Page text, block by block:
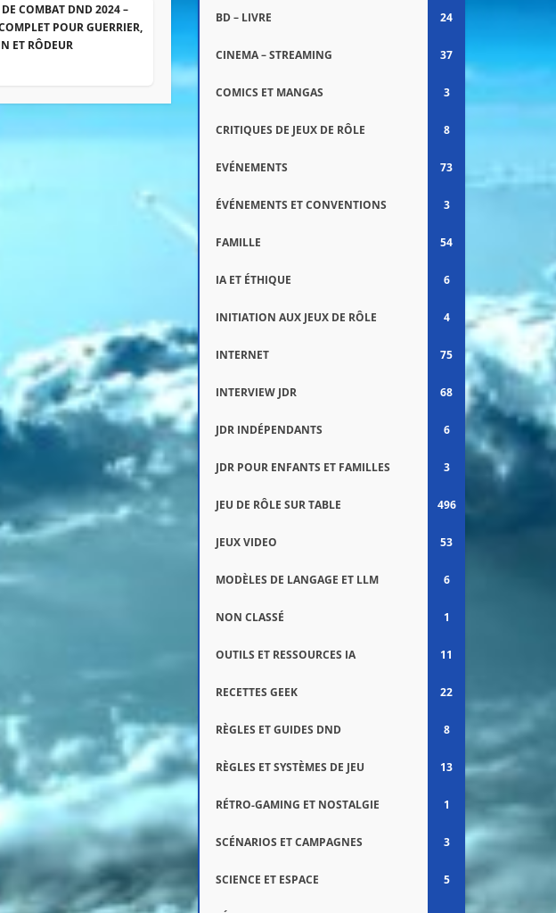
DE COMBAT DND 2024 –
POUR GUERRIER,
ET RÔDEUR
BD – LIVRE 24
CINEMA – STREAMING 37
COMICS ET MANGAS 3
CRITIQUES DE JEUX DE RÔLE 8
EVÉNEMENTS 73
ÉVÉNEMENTS ET CONVENTIONS 3
FAMILLE 54
IA ET ÉTHIQUE 6
INITIATION AUX JEUX DE RÔLE 4
INTERNET 75
INTERVIEW JDR 68
JDR INDÉPENDANTS 6
JDR POUR ENFANTS ET FAMILLES 3
JEU DE RÔLE SUR TABLE 496
JEUX VIDEO 53
MODÈLES DE LANGAGE ET LLM 6
NON CLASSÉ 1
OUTILS ET RESSOURCES IA 11
RECETTES GEEK 22
RÈGLES ET GUIDES DND 8
RÈGLES ET SYSTÈMES DE JEU 13
RÉTRO-GAMING ET NOSTALGIE 1
SCÉNARIOS ET CAMPAGNES 3
SCIENCE ET ESPACE 5